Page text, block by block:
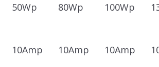
50Wp 80Wp 100Wp
10Amp 10Amp 10Amp